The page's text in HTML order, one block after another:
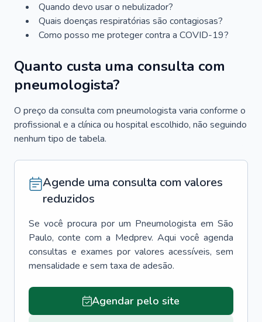
Quando devo usar o nebulizador?
Quais doenças respiratórias são contagiosas?
Como posso me proteger contra a COVID-19?
Quanto custa uma consulta com
pneumologista?
O preço da consulta com pneumologista varia conforme o
profissional e a clínica ou hospital escolhido, não seguindo
nenhum tipo de tabela.
Agende uma consulta com valores
reduzidos
Se você procura por um Pneumologista em São
Paulo, conte com a Medprev. Aqui você agenda
consultas e exames por valores acessíveis, sem
mensalidade e sem taxa de adesão.
Agendar pelo site